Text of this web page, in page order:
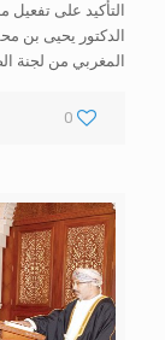
التأكيد على
الدكتور يحيى بن
المغربي من لجنة
0